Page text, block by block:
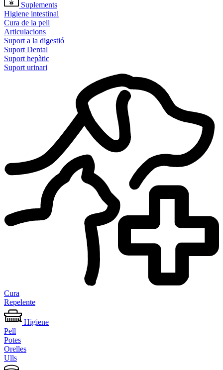
Suplements
Higiene intestinal
Cura de la pell
Articulacions
Suport a la digestió
Suport Dental
Suport hepàtic
Suport urinari
Cura
Repelente
Higiene
Pell
Potes
Orelles
Ulls